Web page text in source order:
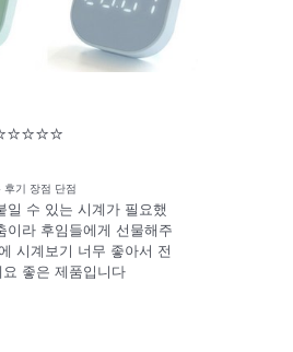
후기 장점 단점
일 수 있는 시계가 필요했
이라 후임들에게 선물해주
시계보기 너무 좋아서 전
좋은 제품입니다